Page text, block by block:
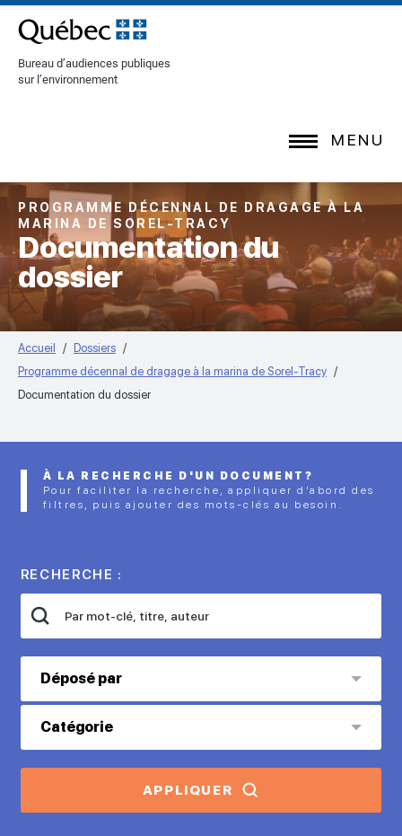
[Common.SkipToContent]
Bureau d’audiences publiques
sur l’environnement
MENU
PROGRAMME DÉCENNAL DE DRAGAGE À LA
MARINA DE SOREL-TRACY
Documentation du
dossier
Accueil
Dossiers
Programme décennal de dragage à la marina de Sorel-Tracy
Documentation du dossier
À LA RECHERCHE D'UN DOCUMENT?
Pour faciliter la recherche, appliquer d’abord des
filtres, puis ajouter des mots-clés au besoin.
RECHERCHE :
Déposé par
Catégorie
APPLIQUER